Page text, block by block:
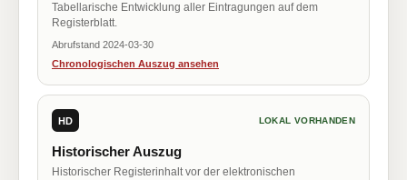
Tabellarische Entwicklung aller Eintragungen auf dem
Registerblatt.
Abrufstand 2024-03-30
Chronologischen Auszug ansehen
HD LOKAL VORHANDEN
Historischer Auszug
Historischer Registerinhalt vor der elektronischen